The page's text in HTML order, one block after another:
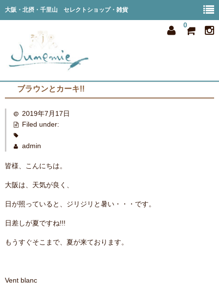
大阪・北摂・千里山 セレクトショップ・雑貨
0
all item
member
blog
contact
ブラウンとカーキ!!
2019年7月17日
Filed under:
admin
皆様、こんにちは。
大阪は、天気が良く、
日が照っていると、ジリジリと暑い・・・です。
日差しが夏ですね!!!
もうすぐそこまで、夏が来ております。
Vent blanc